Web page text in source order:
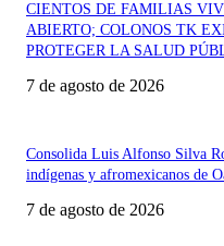
CIENTOS DE FAMILIAS
ABIERTO; COLONOS TK
PROTEGER LA SALUD
7 de agosto de 2026
Consolida Luis Alfonso Silva
indígenas y afromexicanos de
7 de agosto de 2026